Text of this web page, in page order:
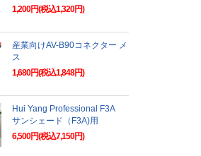
1,200円(税込1,320円)
産業向けAV-B90コネクター メ
ス
1,680円(税込1,848円)
Hui Yang Professional F3A
サンシェード（F3A)用
6,500円(税込7,150円)